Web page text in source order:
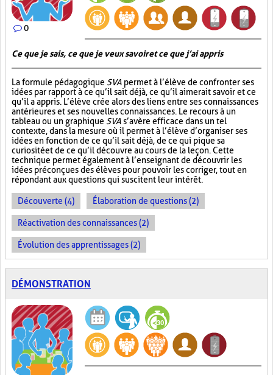
0
Ce que je sais, ce que je veux savoir et ce que j’ai appris
La formule pédagogique SVA permet à l’élève de confronter ses
idées par rapport à ce qu’il sait déjà, ce qu’il aimerait savoir et ce
qu’il a appris. L’élève crée alors des liens entre ses connaissances
antérieures et ses nouvelles connaissances. Le recours à un
tableau ou un graphique SVA s’avère efficace dans un tel
contexte, dans la mesure où il permet à l’élève d’organiser ses
idées en fonction de ce qu’il sait déjà, de ce qui pique sa
curiosité et de ce qu’il découvre au cours de la leçon. Cette
technique permet également à l’enseignant de découvrir les
idées préconçues des élèves pour pouvoir les corriger, tout en
répondant aux questions qui suscitent leur intérêt.
Découverte (4) Élaboration de questions (2)
Réactivation des connaissances (2)
Évolution des apprentissages (2)
DÉMONSTRATION